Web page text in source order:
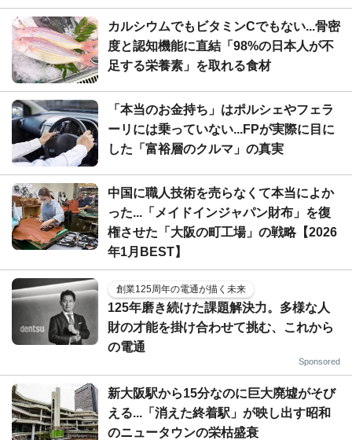
カルシウムでもビタミンCでもない...骨密
度と認知機能に直結「98%の日本人が不
足する栄養素」を取れる食材
「本当のお金持ち」はポルシェやフェラ
ーリには乗っていない...FPが実際に目に
した「富裕層のクルマ」の真実
中国に職人技術を売らなくて本当によか
った...「メイドインジャパン財布」を復
権させた「大阪の町工場」の戦略【2026
年1月BEST】
創業125周年の電通が描く未来
125年磨き続けた課題解決力。多様な人
財の才能を掛け合わせて挑む、これから
の電通
Sponsored
新大阪駅から15分なのに巨大廃墟がそび
える...「消えた終着駅」が映し出す昭和
のニュータウンの栄枯盛衰